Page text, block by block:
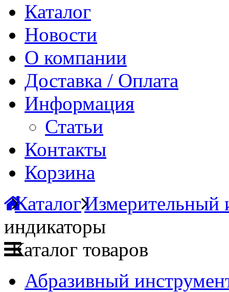
Каталог
Новости
О компании
Доставка / Оплата
Информация
Статьи
Контакты
Корзина
КаталогИзмерительный
индикаторы
Каталог товаров
Абразивный